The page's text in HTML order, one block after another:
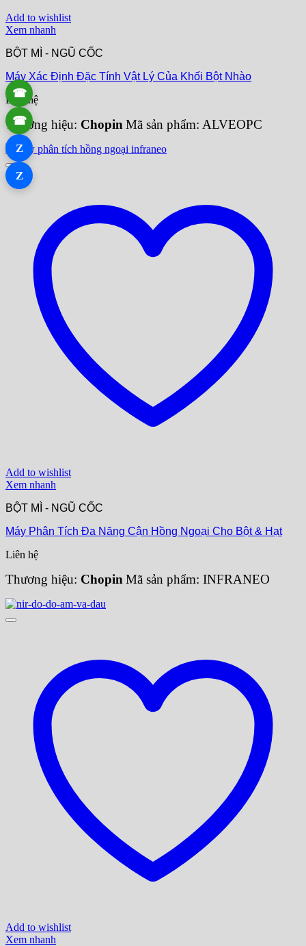
Add to wishlist
Xem nhanh
BỘT MÌ - NGŨ CỐC
Máy Xác Định Đặc Tính Vật Lý Của Khối Bột Nhào
Liên hệ
Thương hiệu: Chopin Mã sản phẩm: ALVEOPC
Add to wishlist
Xem nhanh
BỘT MÌ - NGŨ CỐC
Máy Phân Tích Đa Năng Cận Hồng Ngoại Cho Bột & Hạt
Liên hệ
Thương hiệu: Chopin Mã sản phẩm: INFRANEO
Add to wishlist
Xem nhanh
☎
☎
Z
Z